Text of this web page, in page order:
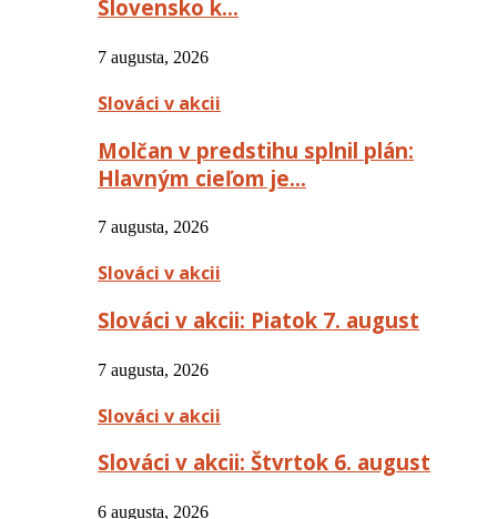
Slovensko k…
7 augusta, 2026
Slováci v akcii
Molčan v predstihu splnil plán:
Hlavným cieľom je…
7 augusta, 2026
Slováci v akcii
Slováci v akcii: Piatok 7. august
7 augusta, 2026
Slováci v akcii
Slováci v akcii: Štvrtok 6. august
6 augusta, 2026